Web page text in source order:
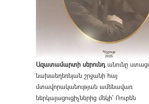
Ազատամարտի սերունդանունը
նախաեղեռնյան շրջանի հայ
մտավորականության ամենավառ
ներկայացուցիչներից մեկի՝ Ռուբեն